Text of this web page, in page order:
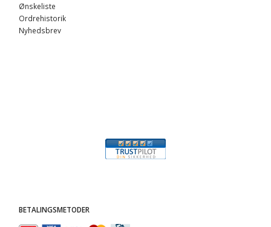
Ønskeliste
Ordrehistorik
Nyhedsbrev
BETALINGSMETODER